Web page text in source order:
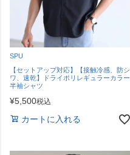
SPU
【セットアップ対応】【接触冷感、防シ
ワ、速乾】ドライポリレギュラーカラー
半袖シャツ
¥5,500税込
カートに入れる